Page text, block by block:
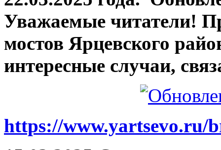
Уважаемые читатели!
мостов Ярцевского
интересные случаи,
https://www.yartsevo.ru/